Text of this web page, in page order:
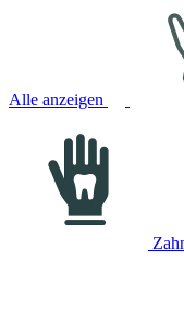
Alle anzeigen